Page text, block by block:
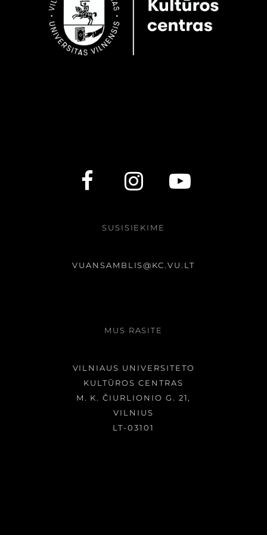
SUSISIEKIME
VUANSAMBLIS@KC.VU.LT
MUS RASITE
VILNIAUS UNIVERSITETO
KULTŪROS CENTRAS
M. K. ČIURLIONIO G. 21,
VILNIUS
LT-03101